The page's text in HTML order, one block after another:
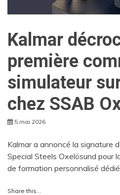
Kalmar
première
simulateur
chez SSAB
5 mai 2026
Kalmar a annoncé la signature
Special Steels Oxelösund pour
de formation personnalisé
Share this...